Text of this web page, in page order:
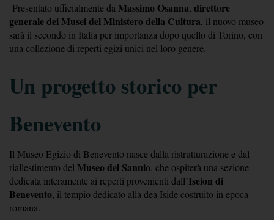
Presentato ufficialmente da Massimo Osanna, direttore
generale dei Musei del Ministero della Cultura, il nuovo museo
sarà il secondo in Italia per importanza dopo quello di Torino, con
una collezione di reperti egizi unici nel loro genere.
Un progetto storico per
Benevento
Il Museo Egizio di Benevento nasce dalla ristrutturazione e dal
riallestimento del Museo del Sannio, che ospiterà una sezione
dedicata interamente ai reperti provenienti dall’Iseion di
Benevento, il tempio dedicato alla dea Iside costruito in epoca
romana.